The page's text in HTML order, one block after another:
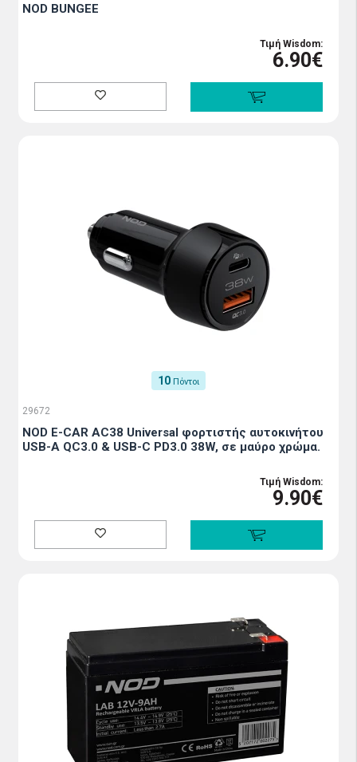
NOD BUNGEE
Τιμή Wisdom:
6.90€
10 Πόντοι
29672
NOD E-CAR AC38 Universal φορτιστής αυτοκινήτου
USB-A QC3.0 & USB-C PD3.0 38W, σε μαύρο χρώμα.
Τιμή Wisdom:
9.90€